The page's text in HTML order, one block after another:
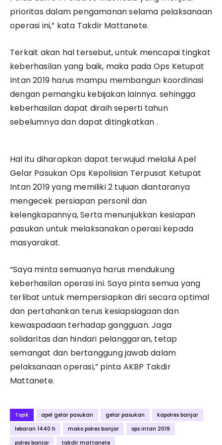
prioritas dalam pengamanan selama pelaksanaan
operasi ini,” kata Takdir Mattanete.
Terkait akan hal tersebut, untuk mencapai tingkat
keberhasilan yang baik, maka pada Ops Ketupat
Intan 2019 harus mampu membangun koordinasi
dengan pemangku kebijakan lainnya. sehingga
keberhasilan dapat diraih seperti tahun
sebelumnya dan dapat ditingkatkan .
Hal itu diharapkan dapat terwujud melalui Apel
Gelar Pasukan Ops Kepolisian Terpusat Ketupat
Intan 2019 yang memiliki 2 tujuan diantaranya
mengecek persiapan personil dan
kelengkapannya, Serta menunjukkan kesiapan
pasukan untuk melaksanakan operasi kepada
masyarakat.
“Saya minta semuanya harus mendukung
keberhasilan operasi ini. Saya pinta semua yang
terlibat untuk mempersiapkan diri secara optimal
dan pertahankan terus kesiapsiagaan dan
kewaspadaan terhadap gangguan. Jaga
solidaritas dan hindari pelanggaran, tetap
semangat dan bertanggung jawab dalam
pelaksanaan operasi,” pinta AKBP Takdir
Mattanete.
Topik apel gelar pasukan gelar pasukan
kapolres banjar
lebaran 1440 h
mako polres banjar
ops intan 2019
polres banjar
takdir mattanete